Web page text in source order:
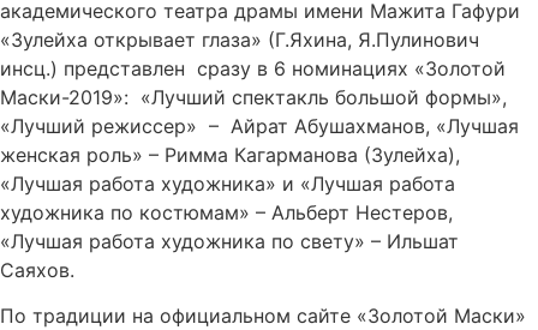
академического театра драмы имени Мажита Гафури
«Зулейха открывает глаза» (Г.Яхина, Я.Пулинович
инсц.) представлен сразу в 6 номинациях «Золотой
Маски-2019»: «Лучший спектакль большой формы»,
«Лучший режиссер» – Айрат Абушахманов, «Лучшая
женская роль» – Римма Кагарманова (Зулейха),
«Лучшая работа художника» и «Лучшая работа
художника по костюмам» – Альберт Нестеров,
«Лучшая работа художника по свету» – Ильшат
Саяхов.
По традиции на официальном сайте «Золотой Маски»